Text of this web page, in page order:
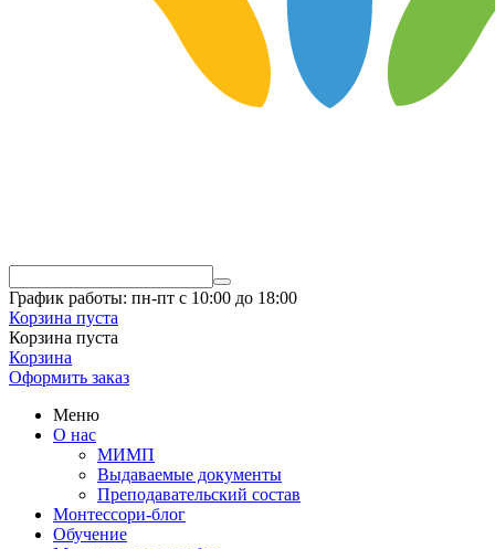
График работы: пн-пт с 10:00 до 18:00
Корзина пуста
Корзина пуста
Корзина
Оформить заказ
Меню
О нас
МИМП
Выдаваемые документы
Преподавательский состав
Монтессори-блог
Обучение